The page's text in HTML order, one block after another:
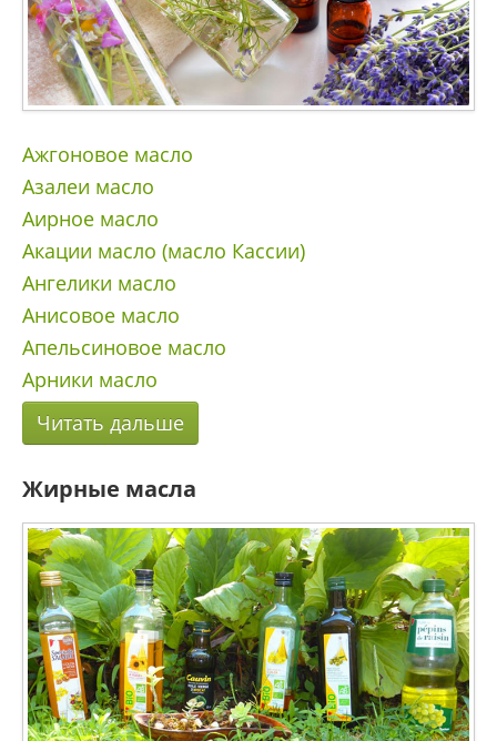
Ажгоновое масло
Азалеи масло
Аирное масло
Акации масло (масло Кассии)
Ангелики масло
Анисовое масло
Апельсиновое масло
Арники масло
Читать дальше
Жирные масла